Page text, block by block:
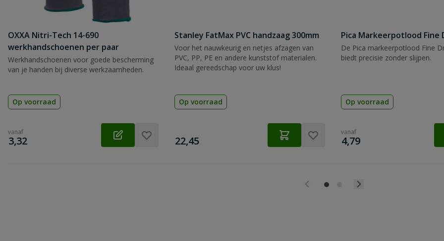
OXXA Nitri-Tech 14-690
werkhandschoenen per paar
Werkhandschoenen voor goede bescherming
van je handen bij diverse werkzaamheden.
Op voorraad
vanaf
€
3,32
Stanley FatMax PVC handzaag 300mm
Voor het nauwkeurig en netjes afzagen van
PVC, PP, PE en andere kunststof materialen.
Ideaal gereedschap voor uw klus!
Op voorraad
€
22,45
Pica Markeerpotlood Fine
De Pica markeerpotlood Fine
biedt precisie zonder slijpen.
Op voorraad
vanaf
€
4,79